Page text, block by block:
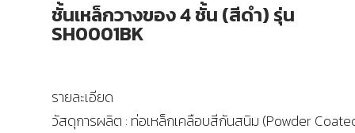
ชั้นเหล็กวางของ 4 ชั้น (สีดำ) รุ่น
SH0001BK
รายละเอียด
วัสดุการผลิต : ท่อเหล็กเคลือบสีกันสนิม (Powder